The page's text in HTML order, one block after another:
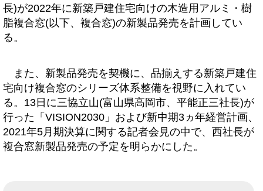
長)が2022年に新築戸建住宅向けの木造用アルミ・樹
脂複合窓(以下、複合窓)の新製品発売を計画してい
る。
また、新製品発売を契機に、品揃えする新築戸建住
宅向け複合窓のシリーズ体系整備を視野に入れてい
る。13日に三協立山(富山県高岡市、平能正三社長)が
行った「VISION2030」および新中期3ヵ年経営計画、
2021年5月期決算に関する記者会見の中で、西社長が
複合窓新製品発売の予定を明らかにした。